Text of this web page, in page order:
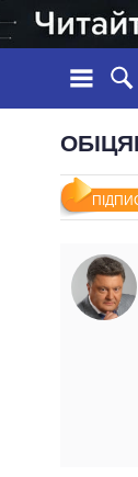
ПОДІЇ
СТАТТІ
ДУМКИ
ОГЛЯДИ
УСІ
МЕРИ